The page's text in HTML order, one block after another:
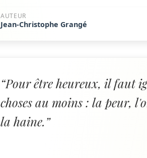
AUTEUR
Jean-Christophe Grangé
“Pour être heureux, il faut
choses au moins : la peur,
la haine.”